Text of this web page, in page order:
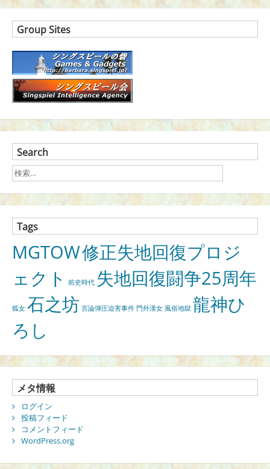
Group Sites
Search
Tags
MGTOW修正失地回復プロジ
ェクト
前史時代 失地回復闘争25周年
狐女 石之坊 言論弾圧迫害事件 門外漢女 風俗地獄 龍神ひ
ろし
メタ情報
ログイン
投稿フィード
コメントフィード
WordPress.org